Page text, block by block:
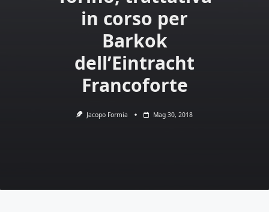
in corso per
Barkok
dell’Eintracht
Francoforte
Jacopo Formia Mag 30, 2018